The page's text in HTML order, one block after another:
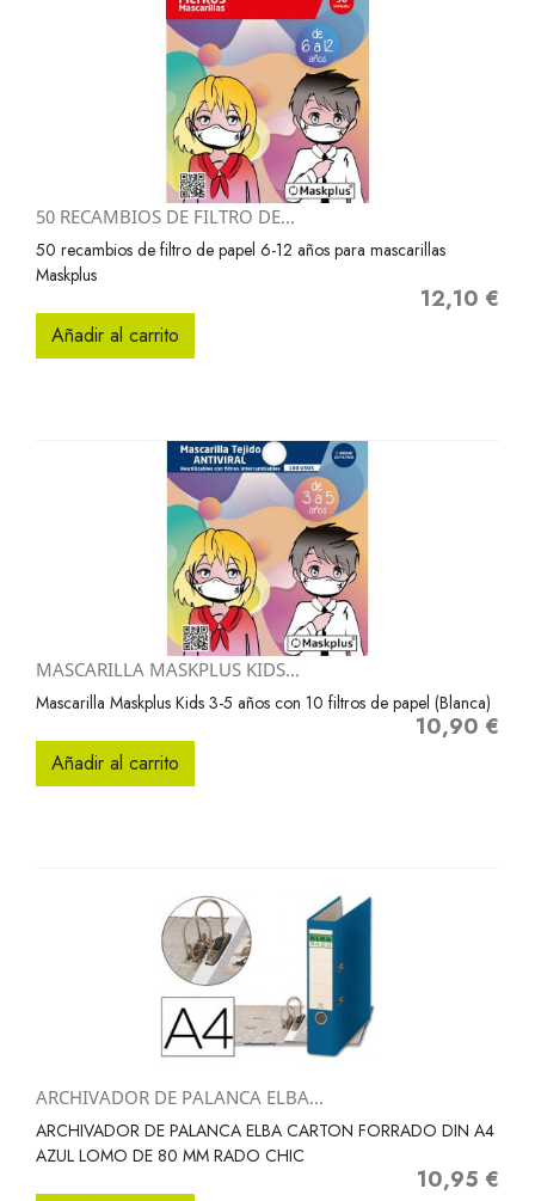
50 RECAMBIOS DE FILTRO DE...
50 recambios de filtro de papel 6-12 años para mascarillas
Maskplus
Precio
12,10 €
Añadir al carrito
MASCARILLA MASKPLUS KIDS...
Mascarilla Maskplus Kids 3-5 años con 10 filtros de papel (Blanca)
Precio
10,90 €
Añadir al carrito
ARCHIVADOR DE PALANCA ELBA...
ARCHIVADOR DE PALANCA ELBA CARTON FORRADO DIN A4
AZUL LOMO DE 80 MM RADO CHIC
Precio
10,95 €